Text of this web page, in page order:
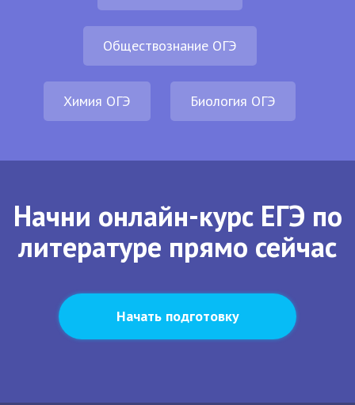
Обществознание ОГЭ
Химия ОГЭ Биология ОГЭ
Начни онлайн-курс ЕГЭ по
литературе прямо сейчас
Начать подготовку